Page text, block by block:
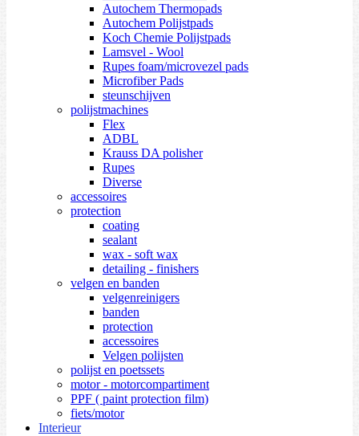
Autochem Thermopads
Autochem Polijstpads
Koch Chemie Polijstpads
Lamsvel - Wool
Rupes foam/microvezel pads
Microfiber Pads
steunschijven
polijstmachines
Flex
ADBL
Krauss DA polisher
Rupes
Diverse
accessoires
protection
coating
sealant
wax - soft wax
detailing - finishers
velgen en banden
velgenreinigers
banden
protection
accessoires
Velgen polijsten
polijst en poetssets
motor - motorcompartiment
PPF ( paint protection film)
fiets/motor
Interieur